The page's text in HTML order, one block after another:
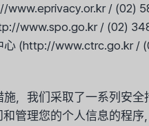
www.eprivacy.or.kr / (02)
www.spo.go.kr / (02)
心 (http://www.ctrc.go.kr /
，我们采取了一系列安
管理您的个人信息的程